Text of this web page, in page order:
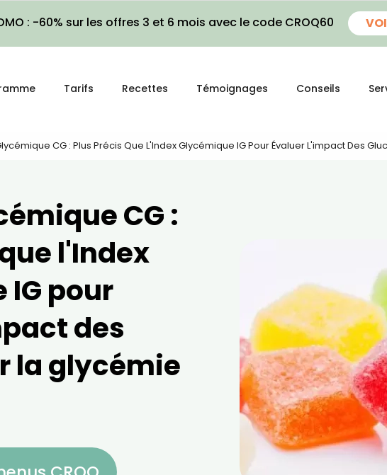
: -60% sur les offres 3 et 6 mois avec le code CROQ60
Tarifs Recettes Témoignages Conseils
CG : Plus Précis Que L'Index Glycémique IG Pour Évaluer L'impact Des
CG :
l'Index
pour
des
la glycémie